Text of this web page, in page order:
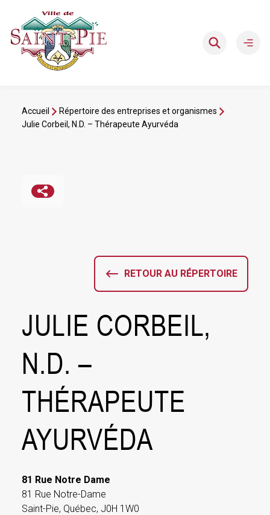
contenu
Accueil
Répertoire des entreprises et organismes
Julie Corbeil, N.D. – Thérapeute Ayurvéda
RETOUR AU RÉPERTOIRE
JULIE CORBEIL,
N.D. –
THÉRAPEUTE
AYURVÉDA
81 Rue Notre Dame
81 Rue Notre-Dame
Saint-Pie, Québec, J0H 1W0